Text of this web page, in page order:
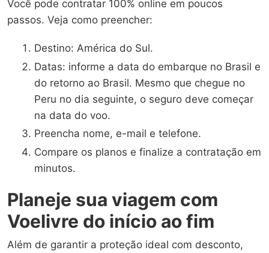
Você pode contratar 100% online em poucos
passos. Veja como preencher:
Destino: América do Sul.
Datas: informe a data do embarque no Brasil e
do retorno ao Brasil. Mesmo que chegue no
Peru no dia seguinte, o seguro deve começar
na data do voo.
Preencha nome, e-mail e telefone.
Compare os planos e finalize a contratação em
minutos.
Planeje sua viagem com
Voelivre do início ao fim
Além de garantir a proteção ideal com desconto,